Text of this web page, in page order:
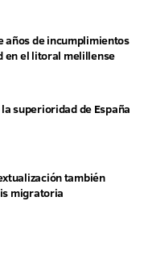
años de incumplimientos
en el litoral melillense
superioridad de España
también
migratoria